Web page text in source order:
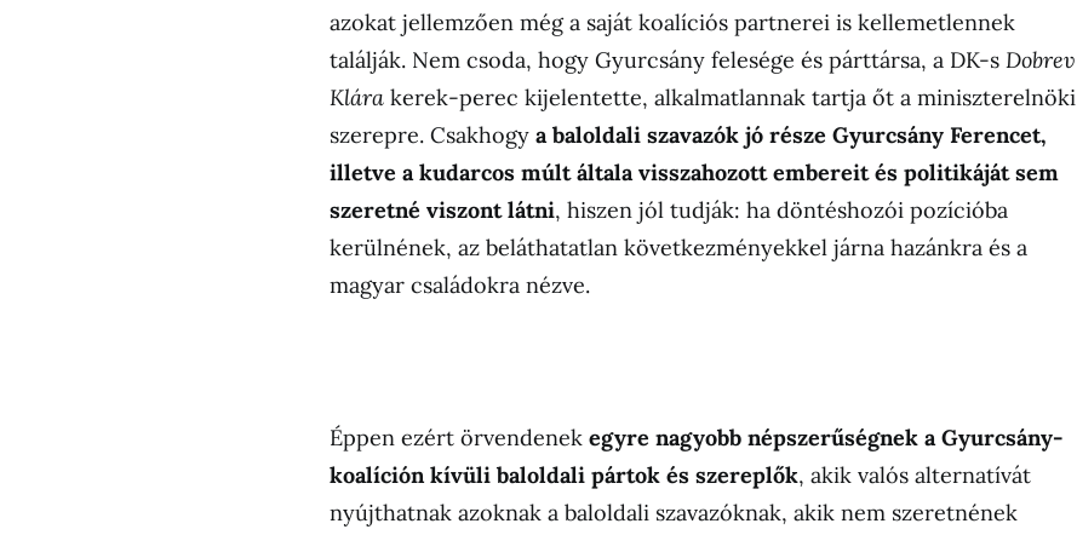
azokat jellemzően még a saját koalíciós partnerei is kellemetlennek
találják. Nem csoda, hogy Gyurcsány felesége és párttársa, a DK-s Dobrev
Klára kerek-perec kijelentette, alkalmatlannak tartja őt a miniszterelnöki
szerepre. Csakhogy a baloldali szavazók jó része Gyurcsány Ferencet,
illetve a kudarcos múlt általa visszahozott embereit és politikáját sem
szeretné viszont látni, hiszen jól tudják: ha döntéshozói pozícióba
kerülnének, az beláthatatlan következményekkel járna hazánkra és a
magyar családokra nézve.
Éppen ezért örvendenek egyre nagyobb népszerűségnek a Gyurcsány-
koalíción kívüli baloldali pártok és szereplők, akik valós alternatívát
nyújthatnak azoknak a baloldali szavazóknak, akik nem szeretnének